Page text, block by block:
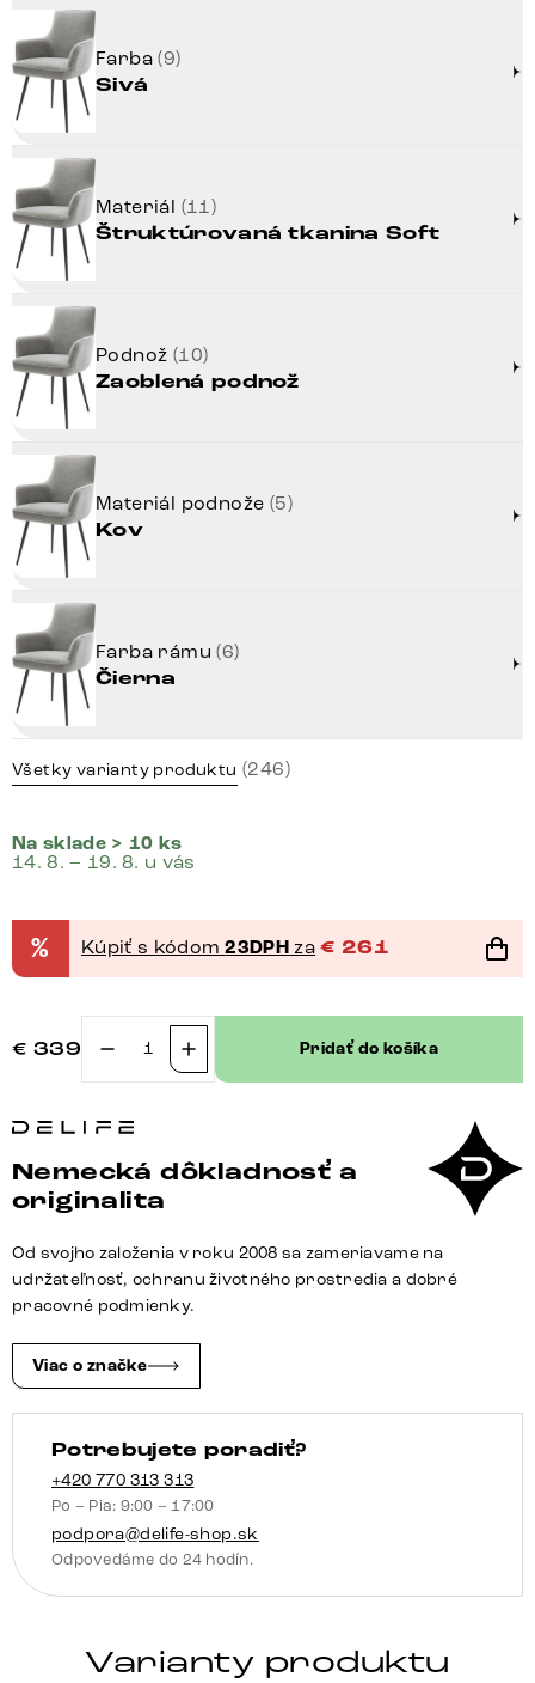
Farba(9)
Sivá
Materiál (11)
Štruktúrovaná tkanina Soft
Podnož (10)
Zaoblená podnož
Materiál podnože (5)
Kov
Farba rámu(6)
Čierna
Všetky varianty produktu (246)
Na sklade > 10 ks
14. 8. – 19. 8. u vás
% Kúpiť s kódom23DPH za € 261
€ 339
množstvo
stolička
Flex
s
opierkami
texturovaná
látka
sivá
4-
nohá
zúžená
čierna
vrecková
pružina
Pridať do košíka
Nemecká dôkladnosť a
originalita
Od svojho založenia v roku 2008 sa zameriavame na
udržateľnosť, ochranu životného prostredia a dobré
pracovné podmienky.
Viac o značke
Potrebujete poradiť?
+420 770 313 313
Po – Pia: 9:00 – 17:00
podpora@delife-shop.sk
Odpovedáme do 24 hodín.
Varianty produktu